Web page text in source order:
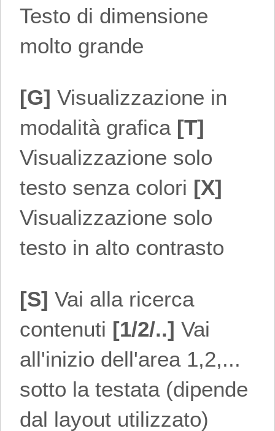
Testo di dimensione
molto grande
[G] Visualizzazione in
modalità grafica [T]
Visualizzazione solo
testo senza colori [X]
Visualizzazione solo
testo in alto contrasto
[S] Vai alla ricerca
contenuti [1/2/..] Vai
all'inizio dell'area 1,2,...
sotto la testata (dipende
dal layout utilizzato)